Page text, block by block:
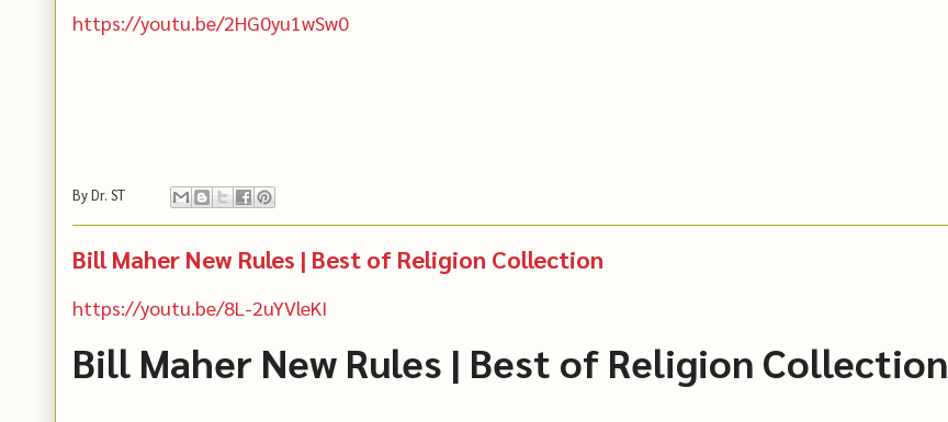
https://youtu.be/2HG0yu1wSw0
ByDr. ST
Bill Maher New Rules | Best of Religion Collection
https://youtu.be/8L-2uYVleKI
Bill Maher New Rules | Best of Religion Collection